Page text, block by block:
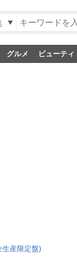
グルメ ビューティ
生産限定盤)